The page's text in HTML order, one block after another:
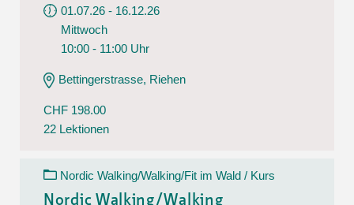
01.07.26 - 16.12.26
Mittwoch
10:00 - 11:00 Uhr
Bettingerstrasse, Riehen
CHF 198.00
22 Lektionen
Nordic Walking/Walking/Fit im Wald / Kurs
Nordic Walking/Walking